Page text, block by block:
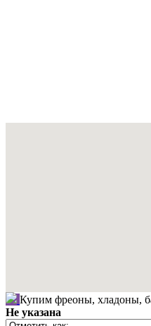
Купим фреоны, хладоны,
Не указана